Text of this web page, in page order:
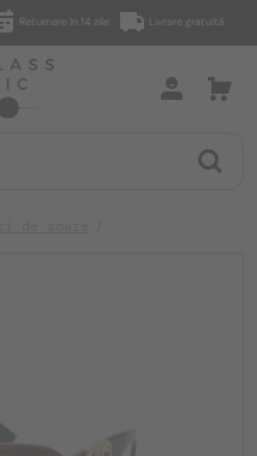
Returnare în 14 zile Livrare gratuită